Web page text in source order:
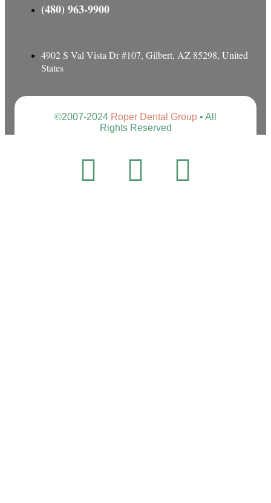
(480) 963-9900
4902 S Val Vista Dr #107, Gilbert, AZ 85298, United
States
©2007-2024 Roper Dental Group • All
Rights Reserved